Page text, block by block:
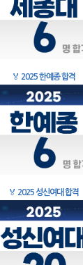
🏅 2025 한예종 합격
🏅 2025 성신여대 합격